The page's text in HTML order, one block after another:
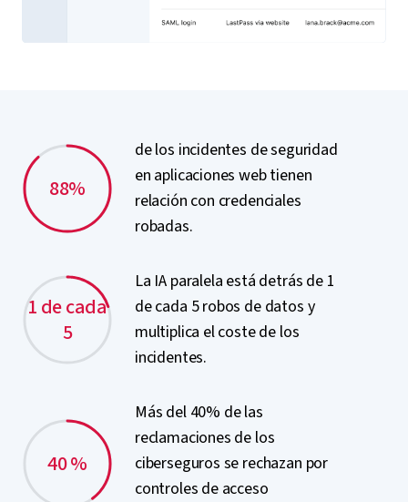
88%
de los incidentes de seguridad
en aplicaciones web tienen
relación con credenciales
robadas.
1 de cada
5
La IA paralela está detrás de 1
de cada 5 robos de datos y
multiplica el coste de los
incidentes.
40 %
Más del 40% de las
reclamaciones de los
ciberseguros se rechazan por
controles de acceso